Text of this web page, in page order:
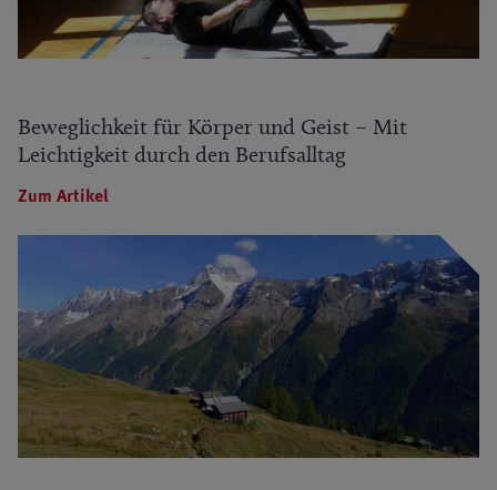
Beweglichkeit für Körper und Geist – Mit
Leichtigkeit durch den Berufsalltag
Zum Artikel